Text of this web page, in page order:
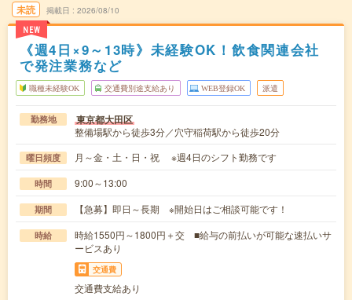
未読
NEW
掲載日 2026/08/10
《週4日×9～13時》未経験OK！飲食関連会社
で発注業務など
職種未経験OK 交通費別途支給あり WEB登録OK 派遣
勤務地 東京都大田区
整備場駅から徒歩3分／穴守稲荷駅から徒歩20分
曜日頻度 月～金・土・日・祝 ※週4日のシフト勤務です
時間 9:00～13:00
期間 【急募】即日～長期 ※開始日はご相談可能です！
時給
時給1550円～1800円＋交 ■給与の前払いが可能な速払いサ
ービスあり
交通費
交通費支給あり